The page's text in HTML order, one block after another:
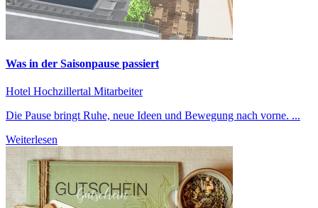
Was in der Saisonpause passiert
Hotel Hochzillertal Mitarbeiter
Die Pause bringt Ruhe, neue Ideen und Bewegung nach vorne. ...
Weiterlesen